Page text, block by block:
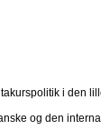
i den
og den